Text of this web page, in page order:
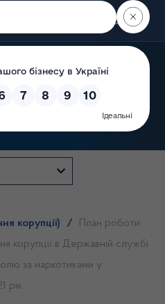
Пошук
корупції) /
План роботи
корупції в Державній службі
за наркотиками у
рік